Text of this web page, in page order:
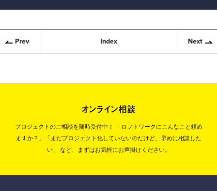
Prev Index Next
オンライン相談
プロジェクトのご相談を随時受付中！
「ロフトワークにこんなこと頼め
ますか？」「まだプロジェクト化していないのだけど、早めに相談した
い」
など、まずはお気軽にお声掛けください。